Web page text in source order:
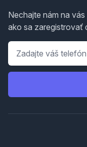
Nechajte nám na
ako sa zaregistrovať
Telefón